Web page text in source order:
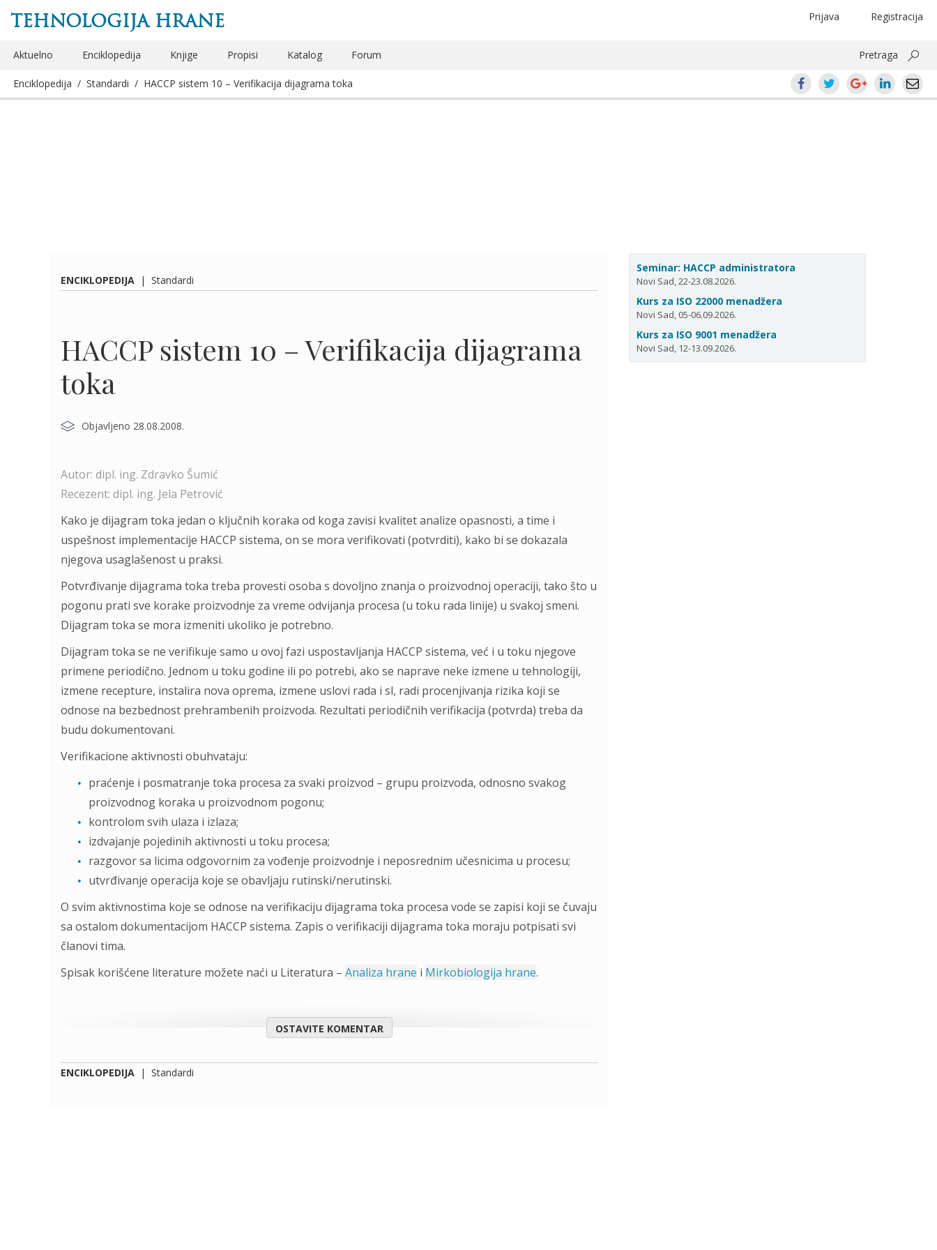
TEHNOLOGIJA HRANE Registracija
Prijava
Aktuelno Enciklopedija Knjige Propisi Katalog Forum Pretraga
Enciklopedija / Standardi / HACCP sistem 10 – Verifikacija dijagrama toka
ENCIKLOPEDIJA | Standardi
HACCP sistem 10 – Verifikacija dijagrama
toka
Objavljeno 28.08.2008.
Autor: dipl. ing. Zdravko Šumić
Recezent: dipl. ing. Jela Petrović
Kako je dijagram toka jedan o ključnih koraka od koga zavisi kvalitet analize opasnosti, a time i
uspešnost implementacije HACCP sistema, on se mora verifikovati (potvrditi), kako bi se dokazala
njegova usaglašenost u praksi.
Potvrđivanje dijagrama toka treba provesti osoba s dovoljno znanja o proizvodnoj operaciji, tako što u
pogonu prati sve korake proizvodnje za vreme odvijanja procesa (u toku rada linije) u svakoj smeni.
Dijagram toka se mora izmeniti ukoliko je potrebno.
Dijagram toka se ne verifikuje samo u ovoj fazi uspostavljanja HACCP sistema, već i u toku njegove
primene periodično. Jednom u toku godine ili po potrebi, ako se naprave neke izmene u tehnologiji,
izmene recepture, instalira nova oprema, izmene uslovi rada i sl, radi procenjivanja rizika koji se
odnose na bezbednost prehrambenih proizvoda. Rezultati periodičnih verifikacija (potvrda) treba da
budu dokumentovani.
Verifikacione aktivnosti obuhvataju:
praćenje i posmatranje toka procesa za svaki proizvod – grupu proizvoda, odnosno svakog
proizvodnog koraka u proizvodnom pogonu;
kontrolom svih ulaza i izlaza;
izdvajanje pojedinih aktivnosti u toku procesa;
razgovor sa licima odgovornim za vođenje proizvodnje i neposrednim učesnicima u procesu;
utvrđivanje operacija koje se obavljaju rutinski/nerutinski.
O svim aktivnostima koje se odnose na verifikaciju dijagrama toka procesa vode se zapisi koji se čuvaju
sa ostalom dokumentacijom HACCP sistema. Zapis o verifikaciji dijagrama toka moraju potpisati svi
članovi tima.
Spisak korišćene literature možete naći u Literatura – Analiza hrane i Mirkobiologija hrane.
OSTAVITE KOMENTAR
ENCIKLOPEDIJA | Standardi
Seminar: HACCP administratora
Novi Sad, 22-23.08.2026.
Kurs za ISO 22000 menadžera
Novi Sad, 05-06.09.2026.
Kurs za ISO 9001 menadžera
Novi Sad, 12-13.09.2026.